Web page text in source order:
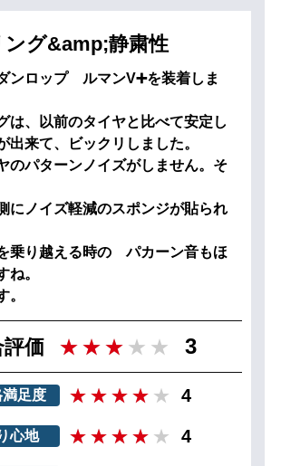
ング&amp;静粛性
ンロップ ルマンV➕を装着しま
は、以前のタイヤと比べて安定し
出来て、ビックリしました。
パターンノイズがしません。そ
にノイズ軽減のスポンジが貼られ
乗り越える時の パカーン音もほ
ね。
。
価 3
足度 4
心地 4